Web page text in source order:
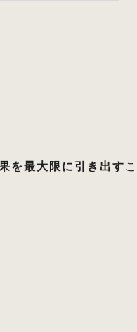
を最大限に引き出す こ